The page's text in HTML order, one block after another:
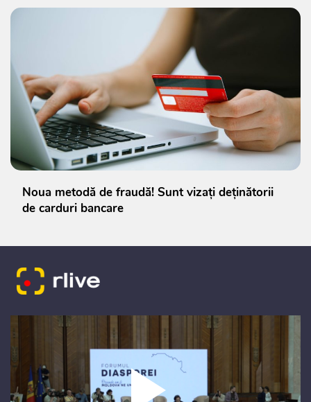
Noua metodă de fraudă! Sunt vizați deținătorii
de carduri bancare